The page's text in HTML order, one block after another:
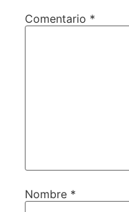
Comentario *
Nombre *